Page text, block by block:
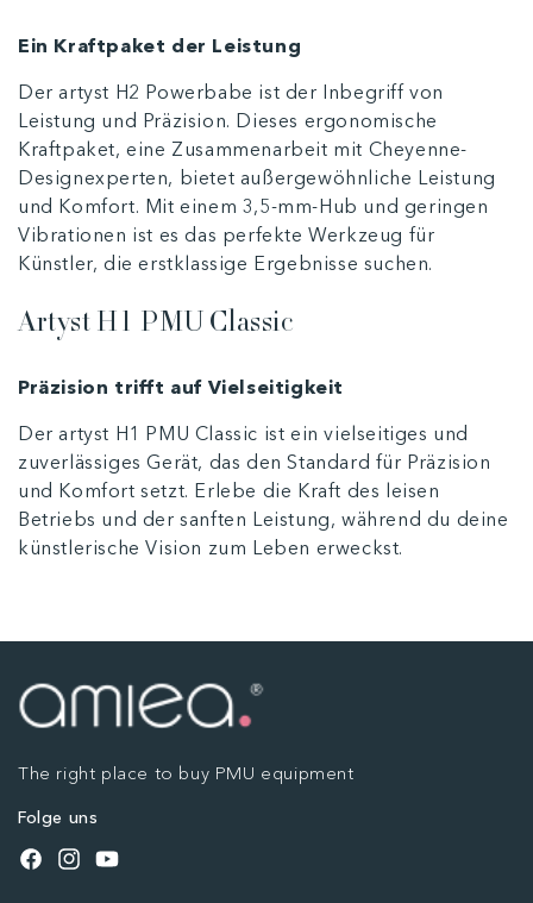
Ein Kraftpaket der Leistung
Der artyst H2 Powerbabe ist der Inbegriff von
Leistung und Präzision. Dieses ergonomische
Kraftpaket, eine Zusammenarbeit mit Cheyenne-
Designexperten, bietet außergewöhnliche Leistung
und Komfort. Mit einem 3,5-mm-Hub und geringen
Vibrationen ist es das perfekte Werkzeug für
Künstler, die erstklassige Ergebnisse suchen.
Artyst H1 PMU Classic
Präzision trifft auf Vielseitigkeit
Der artyst H1 PMU Classic ist ein vielseitiges und
zuverlässiges Gerät, das den Standard für Präzision
und Komfort setzt. Erlebe die Kraft des leisen
Betriebs und der sanften Leistung, während du deine
künstlerische Vision zum Leben erweckst.
The right place to buy PMU equipment
Folge uns
Facebook
InstagramYouTube